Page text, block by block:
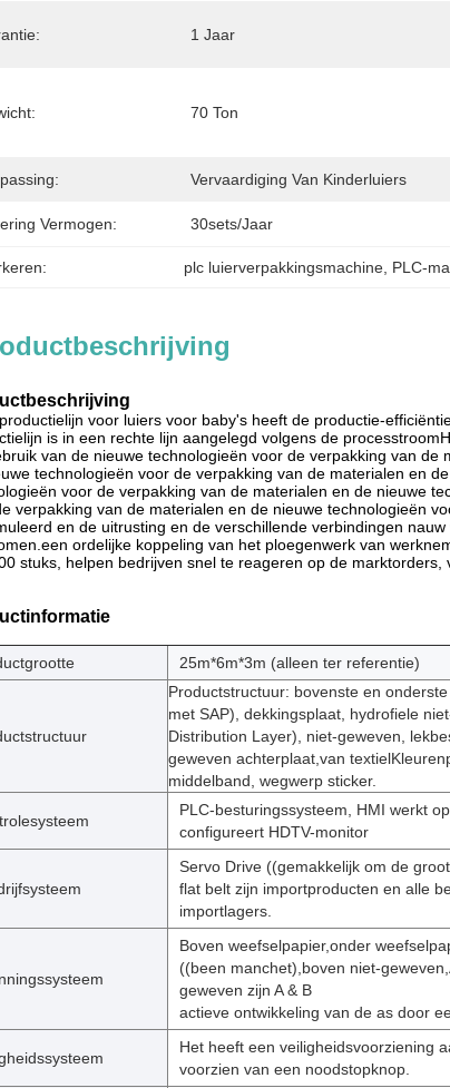
1 Jaar
70 Ton
Vervaardiging Van Kinderluiers
Vermogen: 30sets/jaar
plc luierverpakkingsmachine PLC-
voor luiers voor baby's heeft de productie-
is in een rechte lijn aangelegd volgens de
van de nieuwe technologieën voor de verpakking van
technologieën voor de verpakking van de materialen en
voor de verpakking van de materialen en de nieuwe
verpakking van de materialen en de nieuwe technologieën
en de uitrusting en de verschillende verbindingen
ordelijke koppeling van het ploegenwerk van
stuks, helpen bedrijven snel te reageren op de marktorders,
25m*6m*3m (alleen ter referentie)
Productstructuur: bovenste en
met SAP), dekkingsplaat, hydrofiele
Distribution Layer), niet-geweven,
geweven achterplaat,van
middelband, wegwerp sticker.
PLC-besturingssysteem, HMI werkt
configureert HDTV-monitor
Servo Drive ((gemakkelijk om de
flat belt zijn importproducten en alle
importlagers.
Boven weefselpapier,onder
((been manchet),boven niet-
geweven zijn A & B
actieve ontwikkeling van de as door
Het heeft een veiligheidsvoorziening
voorzien van een noodstopknop.